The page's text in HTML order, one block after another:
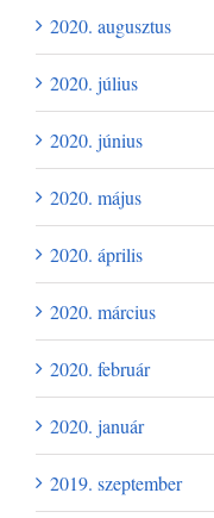
2020. augusztus
2020. július
2020. június
2020. május
2020. április
2020. március
2020. február
2020. január
2019. szeptember